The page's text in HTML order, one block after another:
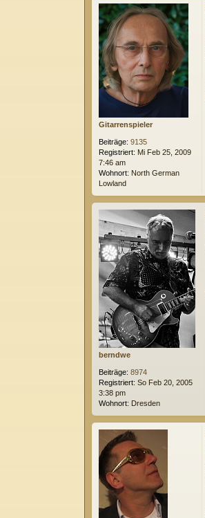
Gitarrenspieler
Beiträge: 9135
Registriert: Mi Feb 25, 2009
7:46 am
Wohnort: North German
Lowland
berndwe
Beiträge: 8974
Registriert: So Feb 20, 2005
3:38 pm
Wohnort: Dresden